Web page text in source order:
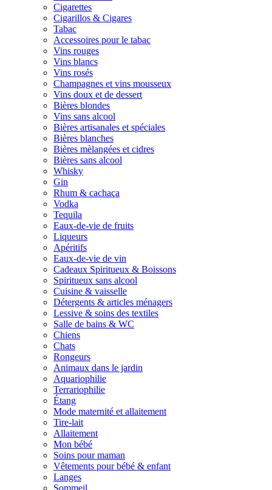
Cigarettes
Cigarillos & Cigares
Tabac
Accessoires pour le tabac
Vins rouges
Vins blancs
Vins rosés
Champagnes et vins mousseux
Vins doux et de dessert
Bières blondes
Vins sans alcool
Bières artisanales et spéciales
Bières blanches
Bières mèlangées et cidres
Bières sans alcool
Whisky
Gin
Rhum & cachaça
Vodka
Tequila
Eaux-de-vie de fruits
Liqueurs
Apéritifs
Eaux-de-vie de vin
Cadeaux Spiritueux & Boissons
Spiritueux sans alcool
Cuisine & vaisselle
Détergents & articles ménagers
Lessive & soins des textiles
Salle de bains & WC
Chiens
Chats
Rongeurs
Animaux dans le jardin
Aquariophilie
Terrariophilie
Étang
Mode maternité et allaitement
Tire-lait
Allaitement
Mon bébé
Soins pour maman
Vêtements pour bébé & enfant
Langes
Sommeil